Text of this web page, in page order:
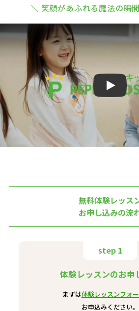
＼ 笑顔があふれる魔法の瞬
Play
無料体験レッス
お申し込みの流
step 1
体験レッスンのお申
まずは体験レッスンフォ
お申込みください。